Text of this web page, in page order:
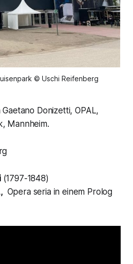
© Uschi Reifenberg
Donizetti, OPAL,
Mannheim.
(1797-1848)
Opera seria in einem Prolog